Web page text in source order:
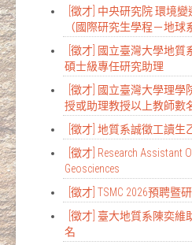
[徵才] 中央研究院 環境
（國際研究生學程－地球
[徵才] 國立臺灣大學地質
碩士級專任研究助理
[徵才] 國立臺灣大學理
授或助理教授以上教師數
[徵才] 地質系誠徵工讀生
[徵才] Research Assistant
Geosciences
[徵才] TSMC 2026預聘暨
[徵才] 臺大地質系陳奕
名